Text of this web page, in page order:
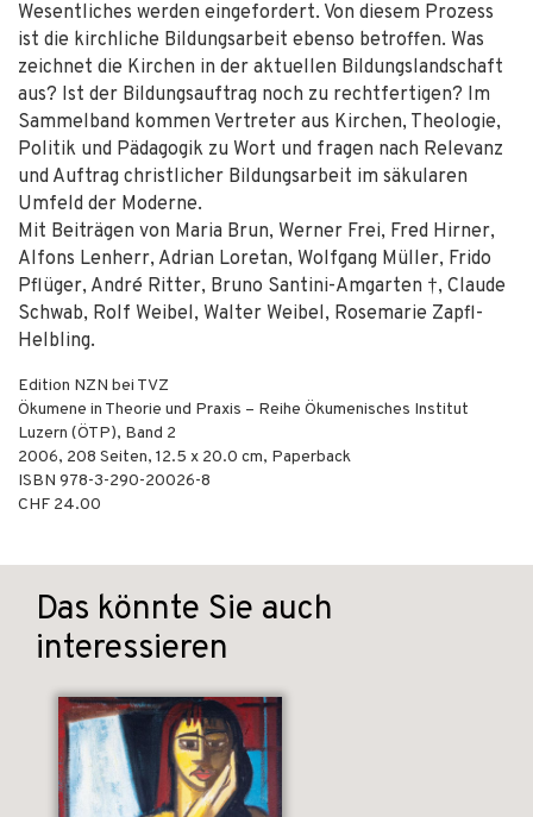
Wesentliches werden eingefordert. Von diesem Prozess
ist die kirchliche Bildungsarbeit ebenso betroffen. Was
zeichnet die Kirchen in der aktuellen Bildungslandschaft
aus? Ist der Bildungsauftrag noch zu rechtfertigen? Im
Sammelband kommen Vertreter aus Kirchen, Theologie,
Politik und Pädagogik zu Wort und fragen nach Relevanz
und Auftrag christlicher Bildungsarbeit im säkularen
Umfeld der Moderne.
Mit Beiträgen von Maria Brun, Werner Frei, Fred Hirner,
Alfons Lenherr, Adrian Loretan, Wolfgang Müller, Frido
Pflüger, André Ritter, Bruno Santini-Amgarten †, Claude
Schwab, Rolf Weibel, Walter Weibel, Rosemarie Zapfl-
Helbling.
Edition NZN bei TVZ
Ökumene in Theorie und Praxis – Reihe Ökumenisches Institut
Luzern (ÖTP), Band 2
2006, 208 Seiten, 12.5 x 20.0 cm, Paperback
ISBN 978-3-290-20026-8
CHF 24.00
Das könnte Sie auch
interessieren